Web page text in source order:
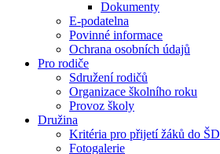
Dokumenty
E-podatelna
Povinné informace
Ochrana osobních údajů
Pro rodiče
Sdružení rodičů
Organizace školního roku
Provoz školy
Družina
Kritéria pro přijetí žáků do ŠD
Fotogalerie